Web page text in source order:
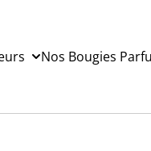
Nos Bougies